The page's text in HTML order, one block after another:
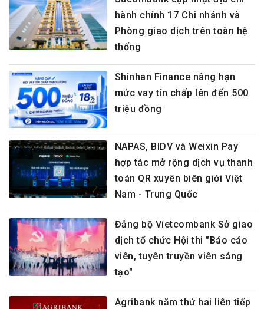
hành chính 17 Chi nhánh và
Phòng giao dịch trên toàn hệ
thống
Shinhan Finance nâng hạn
mức vay tín chấp lên đến 500
triệu đồng
NAPAS, BIDV và Weixin Pay
hợp tác mở rộng dịch vụ thanh
toán QR xuyên biên giới Việt
Nam - Trung Quốc
Đảng bộ Vietcombank Sở giao
dịch tổ chức Hội thi "Báo cáo
viên, tuyên truyền viên sáng
tạo"
Agribank năm thứ hai liên tiếp